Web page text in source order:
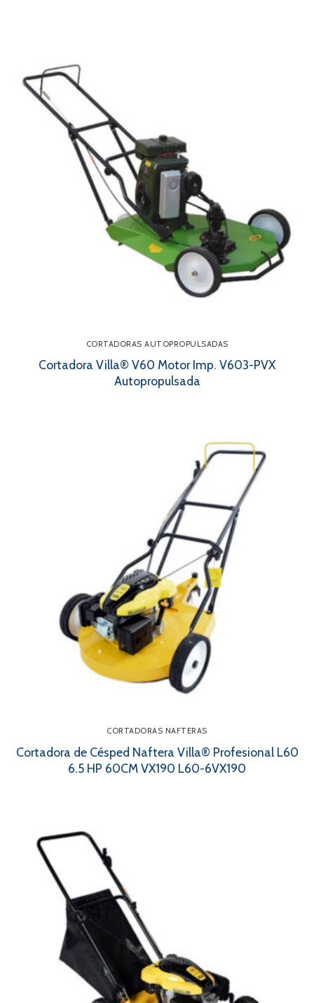
CORTADORAS AUTOPROPULSADAS
Cortadora Villa® V60 Motor Imp. V603-PVX
Autopropulsada
CORTADORAS NAFTERAS
Cortadora de Césped Naftera Villa® Profesional L60
6.5 HP 60CM VX190 L60-6VX190